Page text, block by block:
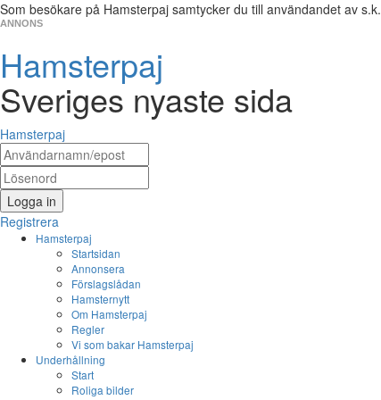
Som besökare på Hamsterpaj samtycker du till användandet av s.k.
ANNONS
Hamsterpaj
Sveriges nyaste sida
Hamsterpaj
Logga in
Registrera
Hamsterpaj
Startsidan
Annonsera
Förslagslådan
Hamsternytt
Om Hamsterpaj
Regler
Vi som bakar Hamsterpaj
Underhållning
Start
Roliga bilder